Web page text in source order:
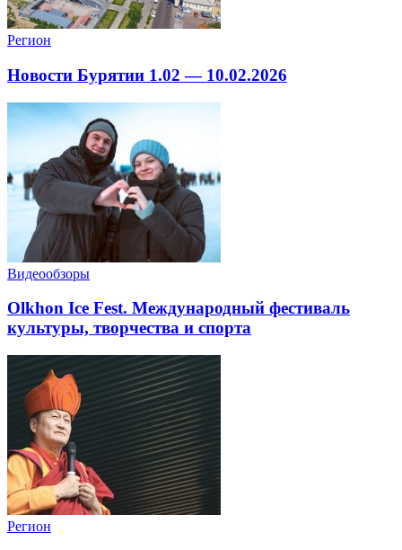
Регион
Новости Бурятии 1.02 — 10.02.2026
Видеообзоры
Olkhon Ice Fest. Международный фестиваль
культуры, творчества и спорта
Регион